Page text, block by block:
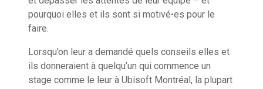
pourquoi elles et ils sont si motivéꞏes pour le
faire.
Lorsqu’on leur a demandé quels conseils elles et
ils donneraient à quelqu’un qui commence un
stage comme le leur à Ubisoft Montréal, la plupart